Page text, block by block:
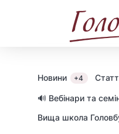
Новини +4
🔊 Вебінари та
Вища школа